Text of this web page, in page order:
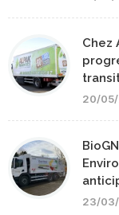
Chez
20/
23/